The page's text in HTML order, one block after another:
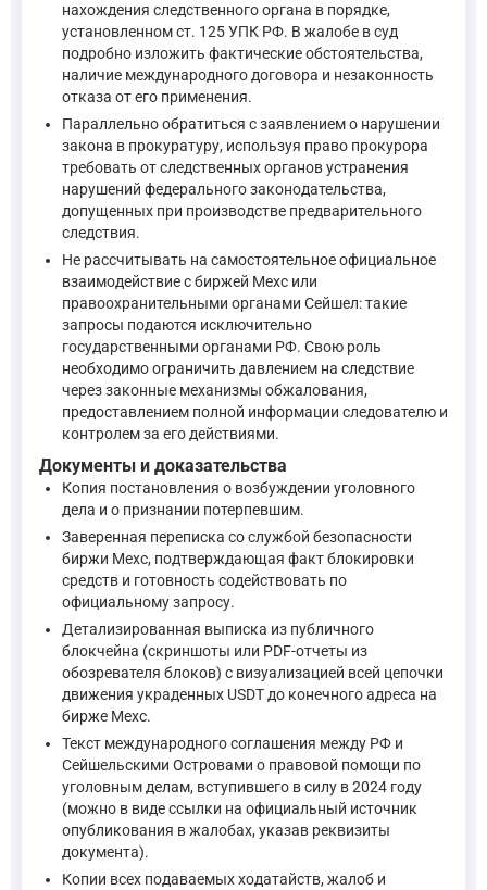
Статья 454 УПК РФ устанавливает требования к
—Уголовно-процессуальный кодекс Российской
Статья 455 УПК РФ устанавливает, что
—Уголовно-процессуальный кодекс Российской
Следователь, согласно ст. 38 УПК РФ, уполномочен
—Уголовно-процессуальный кодекс Российской
Статья 86. Собирание доказательств
Собирание доказательств осуществляется в ходе
Подозреваемый, обвиняемый, а также потерпевший,
—Уголовно-процессуальный кодекс Российской
Статья 73 УПК РФ устанавливает обстоятельства,
—Уголовно-процессуальный кодекс Российской
Пользователь как потерпевший вправе заявлять
Потерпевший вправе: ... 5) заявлять ходатайства и
—Уголовно-процессуальный кодекс Российской
Статья 37. Прокурор ... 2. В ходе досудебного
—Уголовно-процессуальный кодекс Российской
Что касается гражданско-правового аспекта, ст. 1102 ГК
нахождения следственного органа в порядке,
установленном ст. 125 УПК РФ. В жалобе в суд
подробно изложить фактические обстоятельства,
наличие международного договора и незаконность
отказа от его применения.
Параллельно обратиться с заявлением о нарушении
закона в прокуратуру, используя право прокурора
требовать от следственных органов устранения
нарушений федерального законодательства,
допущенных при производстве предварительного
следствия.
Не рассчитывать на самостоятельное официальное
взаимодействие с биржей Mexc или
правоохранительными органами Сейшел: такие
запросы подаются исключительно
государственными органами РФ. Свою роль
необходимо ограничить давлением на следствие
через законные механизмы обжалования,
предоставлением полной информации следователю и
контролем за его действиями.
Документы и доказательства
Копия постановления о возбуждении уголовного
дела и о признании потерпевшим.
Заверенная переписка со службой безопасности
биржи Mexc, подтверждающая факт блокировки
средств и готовность содействовать по
официальному запросу.
Детализированная выписка из публичного
блокчейна (скриншоты или PDF-отчеты из
обозревателя блоков) с визуализацией всей цепочки
движения украденных USDT до конечного адреса на
бирже Mexc.
Текст международного соглашения между РФ и
Сейшельскими Островами о правовой помощи по
уголовным делам, вступившего в силу в 2024 году
(можно в виде ссылки на официальный источник
опубликования в жалобах, указав реквизиты
документа).
Копии всех подаваемых ходатайств, жалоб и